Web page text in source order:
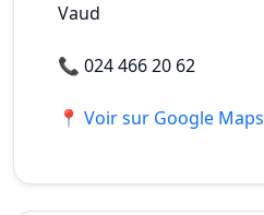
Vaud
📞 024 466 20 62
📍 Voir sur Google Maps